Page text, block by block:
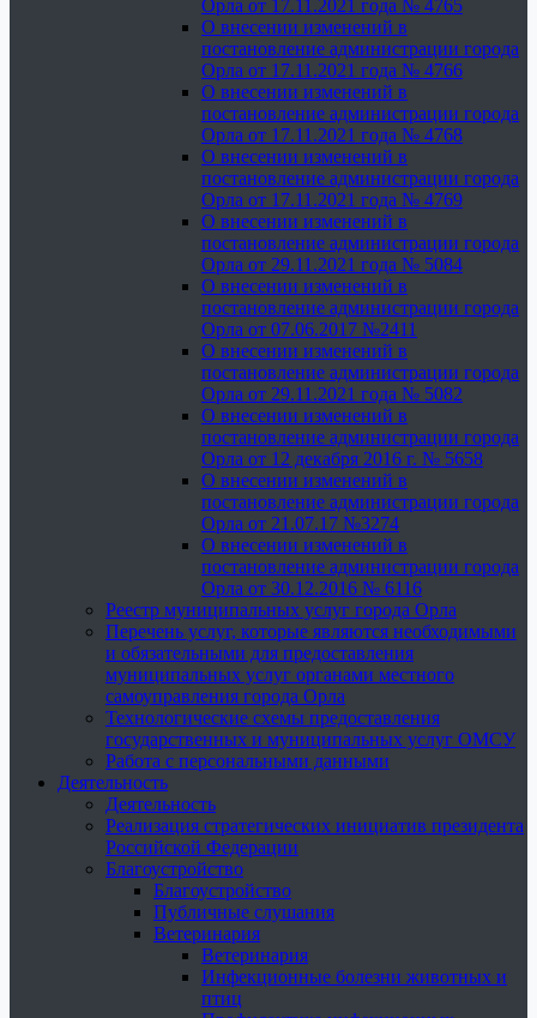
Орла от 17.11.2021 года № 4765
О внесении изменений в
постановление администрации города
Орла от 17.11.2021 года № 4766
О внесении изменений в
постановление администрации города
Орла от 17.11.2021 года № 4768
О внесении изменений в
постановление администрации города
Орла от 17.11.2021 года № 4769
О внесении изменений в
постановление администрации города
Орла от 29.11.2021 года № 5084
О внесении изменений в
постановление администрации города
Орла от 07.06.2017 №2411
О внесении изменений в
постановление администрации города
Орла от 29.11.2021 года № 5082
О внесении изменений в
постановление администрации города
Орла от 12 декабря 2016 г. № 5658
О внесении изменений в
постановление администрации города
Орла от 21.07.17 №3274
О внесении изменений в
постановление администрации города
Орла от 30.12.2016 № 6116
Реестр муниципальных услуг города Орла
Перечень услуг, которые являются необходимыми
и обязательными для предоставления
муниципальных услуг органами местного
самоуправления города Орла
Технологические схемы предоставления
государственных и муниципальных услуг ОМСУ
Работа с персональными данными
Деятельность
Деятельность
Реализация стратегических инициатив президента
Российской Федерации
Благоустройство
Благоустройство
Публичные слушания
Ветеринария
Ветеринария
Инфекционные болезни животных и
птиц